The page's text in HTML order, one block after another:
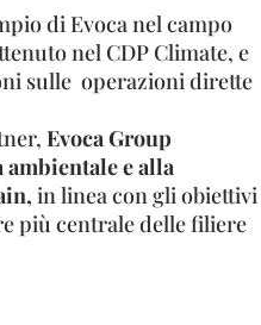
di Evoca nel campo
nel CDP Climate, e
sulle operazioni dirette
Evoca Group
e alla
in linea con gli obiettivi
più centrale delle filiere